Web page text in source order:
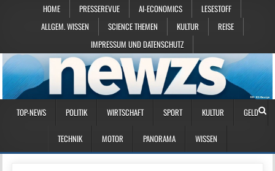
HOME PRESSEREVUE AI-ECONOMICS
LESESTOFF
ALLGEM. WISSEN
SCIENCE THEMEN KULTUR
REISE
IMPRESSUM UND DATENSCHUTZ
TOP-NEWS POLITIK WIRTSCHAFT SPORT KULTUR GELD
TECHNIK MOTOR PANORAMA WISSEN